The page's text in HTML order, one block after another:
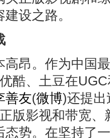
设之路。
昂。作为中国最
酷、土豆在
善友(微博)还提出
版影视和带宽、
态势。在坚持了